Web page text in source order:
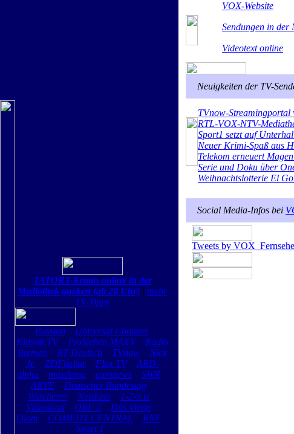
TATORT-Krimis online in der
Mediathek gucken (ab 20 Uhr) | mehr
TV-Tipps
Passion
Universal Channel
Klassik.TV
ProSieben MAXX
Radio
Bremen
RT Deutsch TVnow
Nick
Jr.
ZDFkultur Flux TV
ARD-
alpha
maxdome euronews
SWR
ARTE
Deutscher Bundestag
Watchever
Netzkino
1-2-3.tv
Videoload
ORF 2
Das Vierte
Ojom
COMEDY CENTRAL
RNF
Sport 1
VOX-Website
Sendungen in der
Videotext online
Neuigkeiten der TV-
TVnow-Streamingportal
RTL-VOX-NTV-
Sport1 setzt auf
Neuer Krimi-Spaß aus
Telekom erneuert
Serie und Doku über
Weihnachtslotterie El
Social Media-Infos bei
Tweets by